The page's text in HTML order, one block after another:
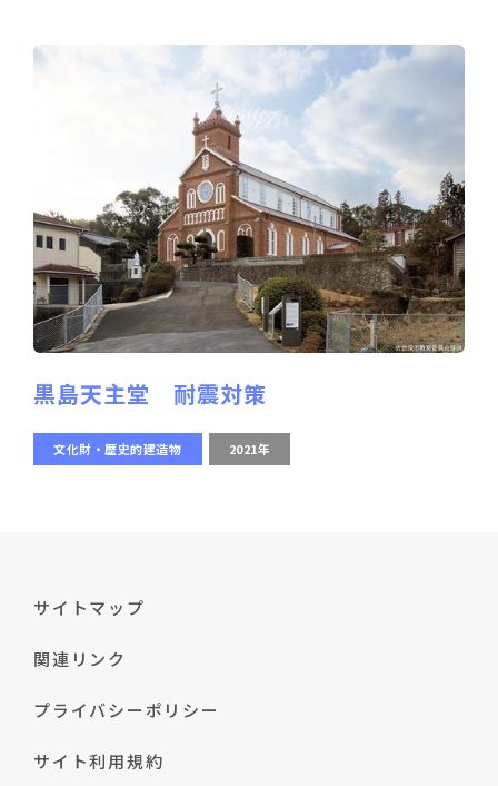
黒島天主堂 耐震対策
文化財・歴史的建造物 2021年
サイトマップ
関連リンク
プライバシーポリシー
サイト利用規約